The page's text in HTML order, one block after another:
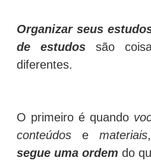
Organizar seus
de estudos são
diferentes.
O primeiro é quando
conteúdos emateriais
segue uma ordem do